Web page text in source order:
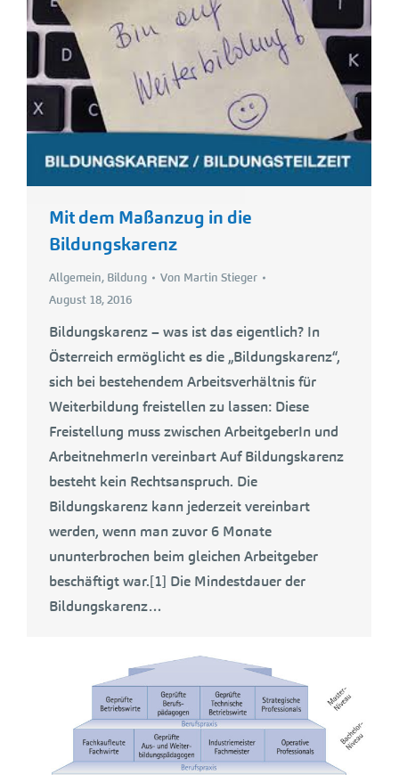
Mit dem Maßanzug in die
Bildungskarenz
Allgemein, Bildung Von Martin Stieger
August 18, 2016
Bildungskarenz – was ist das eigentlich? In
Österreich ermöglicht es die „Bildungskarenz“,
sich bei bestehendem Arbeitsverhältnis für
Weiterbildung freistellen zu lassen: Diese
Freistellung muss zwischen ArbeitgeberIn und
ArbeitnehmerIn vereinbart Auf Bildungskarenz
besteht kein Rechtsanspruch. Die
Bildungskarenz kann jederzeit vereinbart
werden, wenn man zuvor 6 Monate
ununterbrochen beim gleichen Arbeitgeber
beschäftigt war.[1] Die Mindestdauer der
Bildungskarenz…